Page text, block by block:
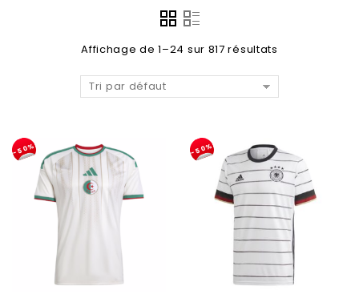
Affichage de 1–24 sur 817 résultats
Tri par défaut
-50% -50%